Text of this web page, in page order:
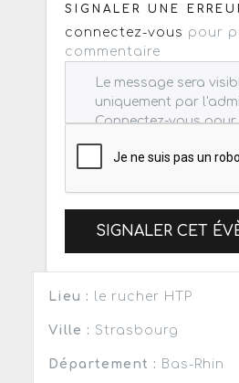
SIGNALER UNE
connectez-vous pour
commentaire
SIGNALER CET
Lieu : le rucher HTP
Ville : Strasbourg
Département : Bas-Rhin